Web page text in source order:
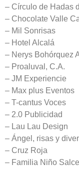
– Círculo de Hadas
– Chocolate Valle
– Mil Sonrisas
– Hotel Alcalá
– Nerys Bohórquez
– Proaluval, C.A.
– JM Experiencie
– Max plus Eventos
– T-cantus Voces
– 2.0 Publicidad
– Lau Lau Design
– Ángel, risas y
– Cruz Roja
– Familia Niño